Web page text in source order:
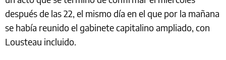
después de las 22, el mismo día en el que por la mañana
se había reunido el gabinete capitalino ampliado, con
Lousteau incluido.